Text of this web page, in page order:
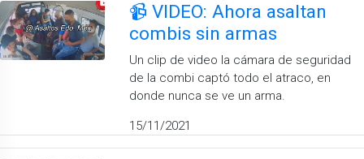
📹 VIDEO: Ahora asaltan
combis sin armas
Un clip de video la cámara de seguridad
de la combi captó todo el atraco, en
donde nunca se ve un arma.
15/11/2021